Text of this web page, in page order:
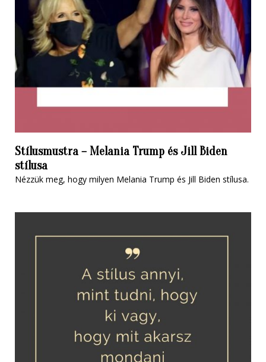
Stílusmustra – Melania Trump és Jill Biden
stílusa
Nézzük meg, hogy milyen Melania Trump és Jill Biden stílusa.